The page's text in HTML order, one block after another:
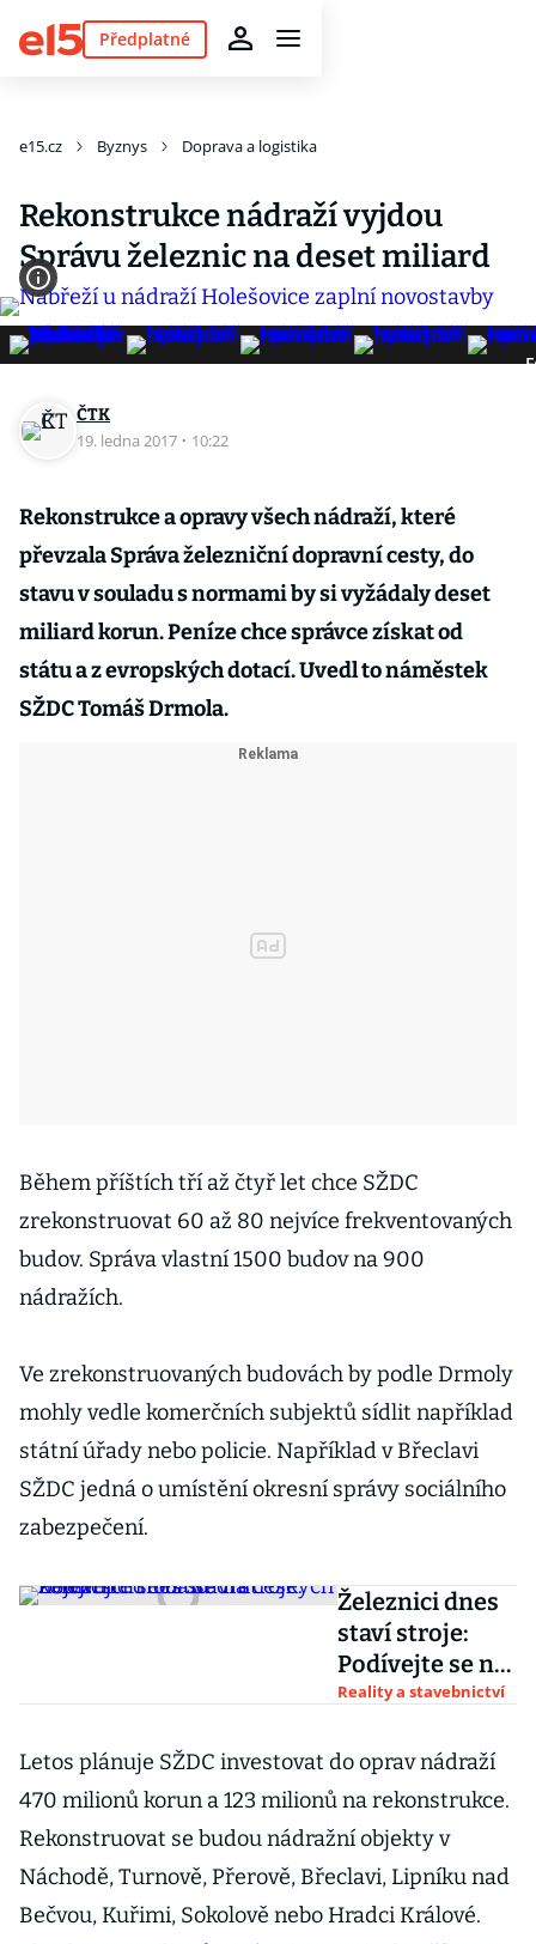
Předplatné
e15.cz Byznys Doprava a logistika
Rekonstrukce nádraží vyjdou
Správu železnic na deset miliard
ČTK
19. ledna 2017 · 10:22
Rekonstrukce a opravy všech nádraží, které
převzala Správa železniční dopravní cesty, do
stavu v souladu s normami by si vyžádaly deset
miliard korun. Peníze chce správce získat od
státu a z evropských dotací. Uvedl to náměstek
SŽDC Tomáš Drmola.
Během příštích tří až čtyř let chce SŽDC
zrekonstruovat 60 až 80 nejvíce frekventovaných
budov. Správa vlastní 1500 budov na 900
nádražích.
Ve zrekonstruovaných budovách by podle Drmoly
mohly vedle komerčních subjektů sídlit například
státní úřady nebo policie. Například v Břeclavi
SŽDC jedná o umístění okresní správy sociálního
zabezpečení.
Železnici dnes
staví stroje:
Podívejte se na
sedm
"oblud" na
českých
Reality a stavebnictví
Letos plánuje SŽDC investovat do oprav nádraží
470 milionů korun a 123 milionů na rekonstrukce.
Rekonstruovat se budou nádražní objekty v
Náchodě, Turnově, Přerově, Břeclavi, Lipníku nad
Bečvou, Kuřimi, Sokolově nebo Hradci Králové.